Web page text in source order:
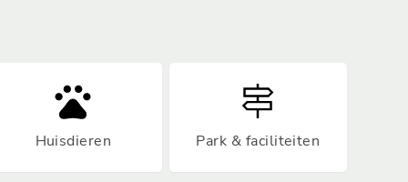
Huisdieren Park & faciliteiten